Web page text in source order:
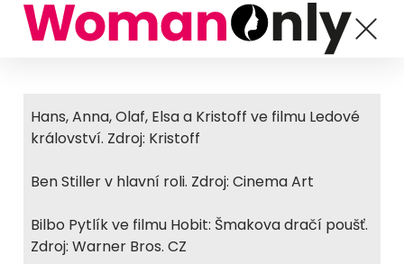
Hans, Anna, Olaf, Elsa a Kristoff ve filmu Ledové
království. Zdroj: Kristoff
Ben Stiller v hlavní roli. Zdroj: Cinema Art
Bilbo Pytlík ve filmu Hobit: Šmakova dračí poušť.
Zdroj: Warner Bros. CZ